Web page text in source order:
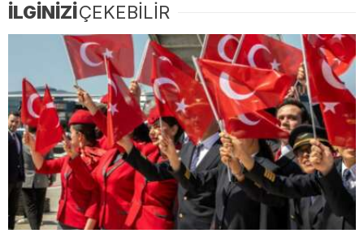
İLGİNİZİÇEKEBİLİR